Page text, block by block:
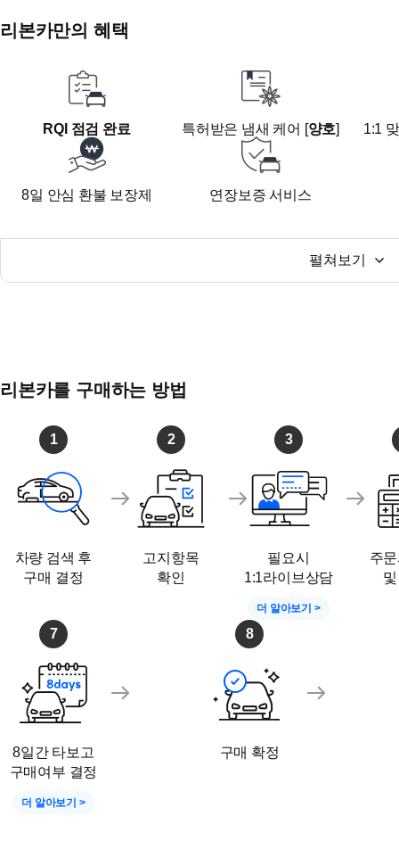
■ 차량 히스토리 / 특이사항 ■
저희 청라지점은 단독 5천평 매장으로 운영되고 있으며,
약 800여대 가량의 차량을 검수하고 판매하는 직영점입
넓은 전시공간에 편하게 오셔서 차량을 살펴보실 수 있으
담당 세일즈매니저와 1:1로 궁금하신점에 대해 더욱 자
아래 저희 청라지점만의 다양한 혜택을 누려보시길 적.극
제공!)
2) 고객님의 비용부담을 최소화 해드립니다.
-타시던 차량의 견적은 물론, 대차 계약시 최대 30만원 할
-리본카 제휴 할부사를 통한, 합리적 금리안내와 빠른실
가능!!
지점 주소 : 인천 서구 정서진로 70 (평일 09:00~18:00)(주
리본카만의 혜택
RQI 점검 완료 특허받은 냄새 케어 [양호] 1:1
8일 안심 환불 보장제 연장보증 서비스
펼쳐보기
리본카를 구매하는 방법
1
차량 검색 후
구매 결정
2
고지항목
확인
3
필요시
1:1라이브상담
더 알아보기 >
주
7
8일간 타보고
구매여부 결정
더 알아보기 >
8
구매 확정